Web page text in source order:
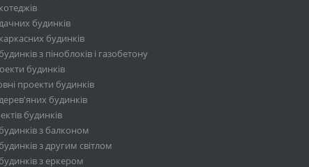
будинків
будинків
з піноблоків і газобетону
будинків
проекти будинків
будинків
будинків
з балконом
з другим світлом
з еркером